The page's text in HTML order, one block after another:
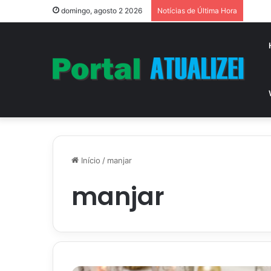
domingo, agosto 2 2026 Notícias de Última Hora
Início / manjar
manjar